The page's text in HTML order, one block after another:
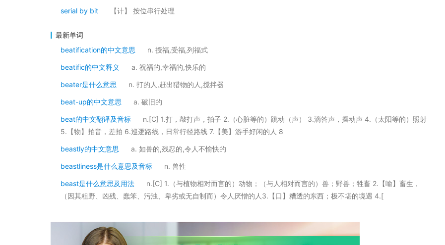
serial by bit 【计】 按位串行处理
最新单词
beatification的中文意思
n. 授福,受福,列福式
beatific的中文释义 a. 祝福的,幸福的,快乐的
beater是什么意思 n. 打的人,赶出猎物的人,搅拌器
beat-up的中文意思 a. 破旧的
beat的中文翻译及音标
n.[C] 1.打，敲打声，拍子 2.（心脏等的）跳动（声） 3.滴答声，摆动声 4.（太阳等的）照射
5.【物】拍音，差拍 6.巡逻路线，日常行径路线 7.【美】游手好闲的人 8
beastly的中文意思 a. 如兽的,残忍的,令人不愉快的
beastliness是什么意思及音标 n. 兽性
beast是什么意思及用法
n.[C] 1.（与植物相对而言的）动物；（与人相对而言的）兽；野兽；牲畜 2.【喻】畜生，
（因其粗野、凶残、蠢笨、污浊、卑劣或无自制而）令人厌憎的人3.【口】糟透的东西；极不堪的境遇 4.[